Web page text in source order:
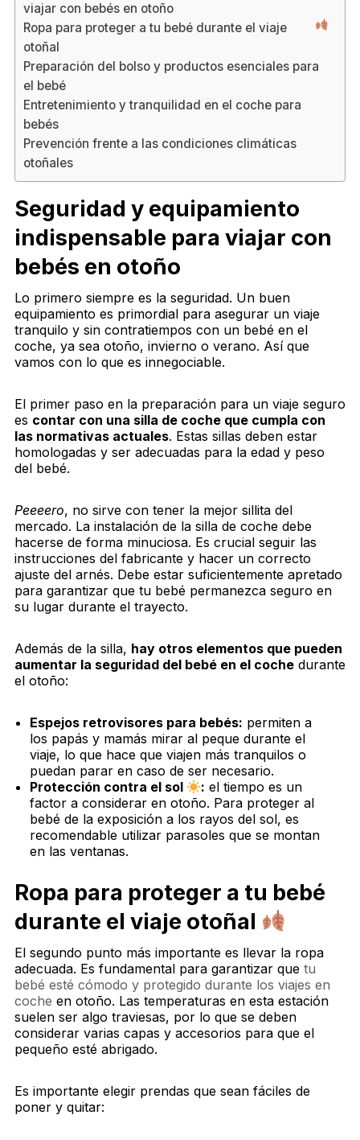
viajar con bebés en otoño
Ropa para proteger a tu bebé durante el viaje
otoñal
Preparación del bolso y productos esenciales para
el bebé
Entretenimiento y tranquilidad en el coche para
bebés
Prevención frente a las condiciones climáticas
otoñales
Seguridad y equipamiento
indispensable para viajar con
bebés en otoño
Lo primero siempre es la seguridad. Un buen
equipamiento es primordial para asegurar un viaje
tranquilo y sin contratiempos con un bebé en el
coche, ya sea otoño, invierno o verano. Así que
vamos con lo que es innegociable.
El primer paso en la preparación para un viaje seguro
es contar con una silla de coche que cumpla con
las normativas actuales. Estas sillas deben estar
homologadas y ser adecuadas para la edad y peso
del bebé.
Peeeero, no sirve con tener la mejor sillita del
mercado. La instalación de la silla de coche debe
hacerse de forma minuciosa. Es crucial seguir las
instrucciones del fabricante y hacer un correcto
ajuste del arnés. Debe estar suficientemente apretado
para garantizar que tu bebé permanezca seguro en
su lugar durante el trayecto.
Además de la silla, hay otros elementos que pueden
aumentar la seguridad del bebé en el coche durante
el otoño:
Espejos retrovisores para bebés: permiten a
los papás y mamás mirar al peque durante el
viaje, lo que hace que viajen más tranquilos o
puedan parar en caso de ser necesario.
Protección contra el sol
: el tiempo es un
factor a considerar en otoño. Para proteger al
bebé de la exposición a los rayos del sol, es
recomendable utilizar parasoles que se montan
en las ventanas.
Ropa para proteger a tu bebé
durante el viaje otoñal
El segundo punto más importante es llevar la ropa
adecuada. Es fundamental para garantizar que tu
bebé esté cómodo y protegido durante los viajes en
coche en otoño. Las temperaturas en esta estación
suelen ser algo traviesas, por lo que se deben
considerar varias capas y accesorios para que el
pequeño esté abrigado.
Es importante elegir prendas que sean fáciles de
poner y quitar: